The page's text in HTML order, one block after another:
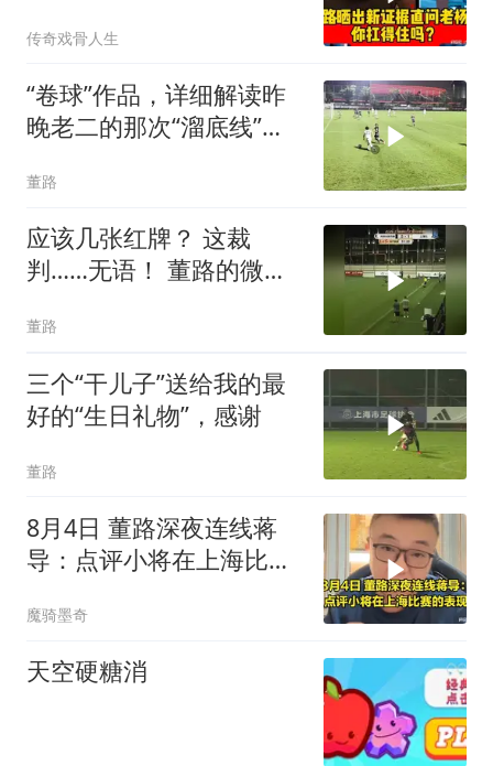
传奇戏骨人生
“卷球”作品，详细解读昨
晚老二的那次“溜底线”。
董路
应该几张红牌？ 这裁
判……无语！ 董路的微博
董路
三个“干儿子”送给我的最
好的“生日礼物”，感谢
董路
8月4日 董路深夜连线蒋
导：点评小将在上海比赛
魔骑墨奇
天空硬糖消